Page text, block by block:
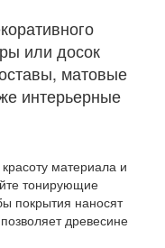
или досок
матовые
интерьерные
материала и
тонирующие
покрытия наносят
древесине